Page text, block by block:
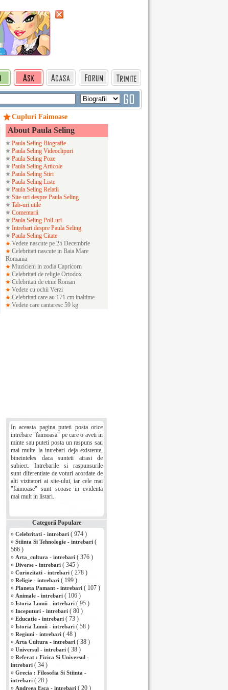
|
Cupluri Faimoase
About Paula Seling
Paula Seling Biografie
Paula Seling Videoclipuri
Paula Seling Poze
Paula Seling Articole
Paula Seling Stiri
Paula Seling Liste
Paula Seling Relatii
Site-uri despre Paula Seling
Tab-uri utile
Comentarii
Paula Seling Poll-uri
Intrebari despre Paula Seling
Paula Seling Citate
Vedete nascute pe 25 Decembrie
Celebritati nascute in Baia Mare
Romania
Muzicieni in zodia Capricorn
Celebritati de religie Ortodox
Celebritati de etnie Roman
Vedete cu ochii Verzi
Celebritati care au 171 cm inaltime
Vedete care cantaresc 59 kg
In aceasta pagina puteti posta orice
intrebare "faimoasa" pe care o aveti in
minte sau puteti posta un raspuns sau
mai multe la intrebari deja existente,
bineinteles daca sunteti atrasi de
subiect. Intrebarile si raspunsurile
sunt diferentiate de voturi acordate de
alti vizitatori ai site-ului, iar cele mai
"faimoase" sunt scoase in evidenta
mai mult in listari.
Categorii Populare
» Celebritati - intrebari ( 974 )
» Stiinta Si Tehnologie - intrebari (
566 )
» Arta_cultura - intrebari ( 376 )
» Diverse - intrebari ( 345 )
» Curiozitati - intrebari ( 278 )
» Religie - intrebari ( 199 )
» Planeta Pamant - intrebari ( 107 )
» Animale - intrebari ( 106 )
» Istoria Lumii - intrebari ( 95 )
» Inceputuri - intrebari ( 80 )
» Educatie - intrebari ( 73 )
» Istoria Lumii - intrebari ( 58 )
» Regiuni - intrebari ( 48 )
» Arta Cultura - intrebari ( 38 )
» Universul - intrebari ( 38 )
» Referat : Fizica Si Universul -
intrebari ( 34 )
» Grecia : Filosofia Si Stiinta -
intrebari ( 28 )
» Andreea Esca - intrebari ( 20 )